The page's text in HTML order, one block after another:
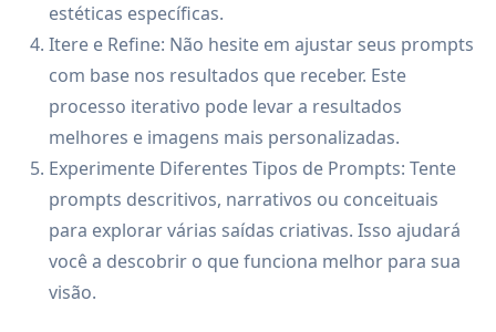
estéticas específicas.
Itere e Refine: Não hesite em ajustar seus prompts
com base nos resultados que receber. Este
processo iterativo pode levar a resultados
melhores e imagens mais personalizadas.
Experimente Diferentes Tipos de Prompts: Tente
prompts descritivos, narrativos ou conceituais
para explorar várias saídas criativas. Isso ajudará
você a descobrir o que funciona melhor para sua
visão.